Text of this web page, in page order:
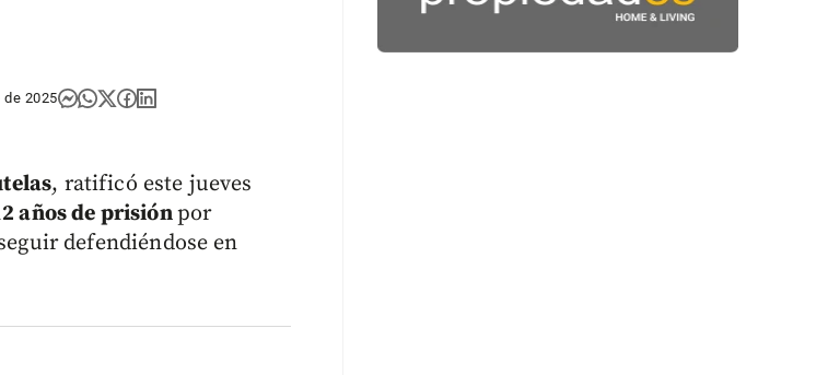
de 2025
, ratificó este jueves
años de prisiónpor
defendiéndose en